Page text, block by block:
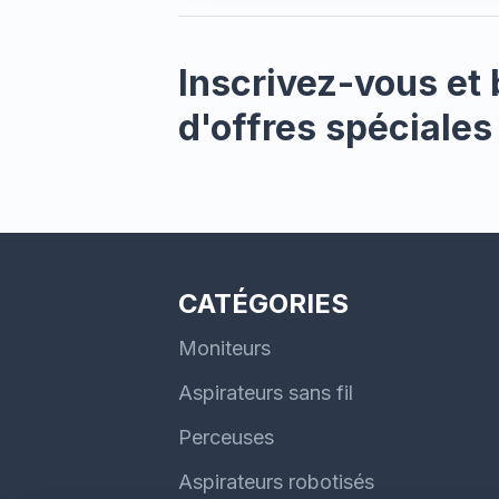
à
dose
(2),
Inscrivez-vous et
d'offres
CATÉGORIES
Moniteurs
Aspirateurs sans fil
Perceuses
Aspirateurs robotisés